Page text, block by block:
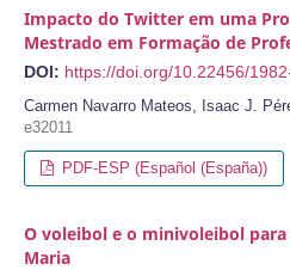
Impacto do Twitter em uma
Mestrado em Formação de
DOI: https://doi.org/10.22456/
Carmen Navarro Mateos, Isaac J.
e32011
PDF-ESP (Español (España))
O voleibol e o minivoleibol
Maria